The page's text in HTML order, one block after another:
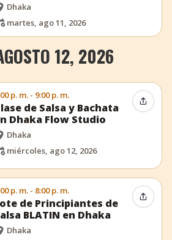
Dhaka
martes, ago 11, 2026
12, 2026
p. m. - 9:00 p. m.
de Salsa y Bachata
Dhaka Flow Studio
Dhaka
miércoles, ago 12, 2026
p. m. - 8:00 p. m.
de Principiantes de
BLATIN en Dhaka
Dhaka